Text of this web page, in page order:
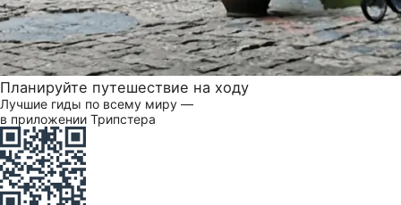
Планируйте путешествие на ходу
Лучшие гиды по всему миру —
в приложении Трипстера